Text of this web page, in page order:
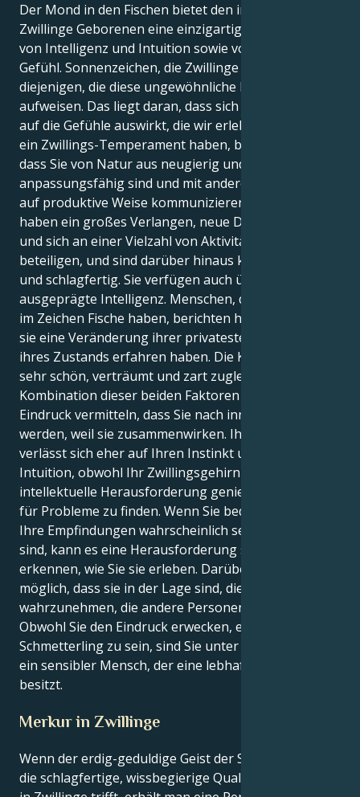
Der Mond in den Fischen bietet den im Zeichen
Zwillinge Geborenen eine einzigartige Kombination
von Intelligenz und Intuition sowie von Verstand und
Gefühl. Sonnenzeichen, die Zwillinge sind, sind
diejenigen, die diese ungewöhnliche Kombination
aufweisen. Das liegt daran, dass sich unser Verstand
auf die Gefühle auswirkt, die wir erleben. Wenn Sie
ein Zwillings-Temperament haben, bedeutet das,
dass Sie von Natur aus neugierig und
anpassungsfähig sind und mit anderen Menschen
auf produktive Weise kommunizieren können. Sie
haben ein großes Verlangen, neue Dinge zu lernen
und sich an einer Vielzahl von Aktivitäten zu
beteiligen, und sind darüber hinaus kenntnisreich
und schlagfertig. Sie verfügen auch über eine
ausgeprägte Intelligenz. Menschen, die einen Mond
im Zeichen Fische haben, berichten hingegen, dass
sie eine Veränderung ihrer privatesten Gefühle oder
ihres Zustands erfahren haben. Die Komposition ist
sehr schön, verträumt und zart zugleich. Die
Kombination dieser beiden Faktoren kann Ihnen den
Eindruck vermitteln, dass Sie nach innen gezogen
werden, weil sie zusammenwirken. Ihr Fische-Mond
verlässt sich eher auf Ihren Instinkt und Ihre
Intuition, obwohl Ihr Zwillingsgehirn die
intellektuelle Herausforderung genießt, Lösungen
für Probleme zu finden. Wenn Sie bedenken, dass
Ihre Empfindungen wahrscheinlich sehr variabel
sind, kann es eine Herausforderung sein, zu
erkennen, wie Sie sie erleben. Darüber hinaus ist es
möglich, dass sie in der Lage sind, die Emotionen
wahrzunehmen, die andere Personen empfinden.
Obwohl Sie den Eindruck erwecken, ein sozialer
Schmetterling zu sein, sind Sie unter der Oberfläche
ein sensibler Mensch, der eine lebhafte Phantasie
besitzt.
Merkur in Zwillinge
Wenn der erdig-geduldige Geist der Stier-Sonne auf
die schlagfertige, wissbegierige Qualität des Merkurs